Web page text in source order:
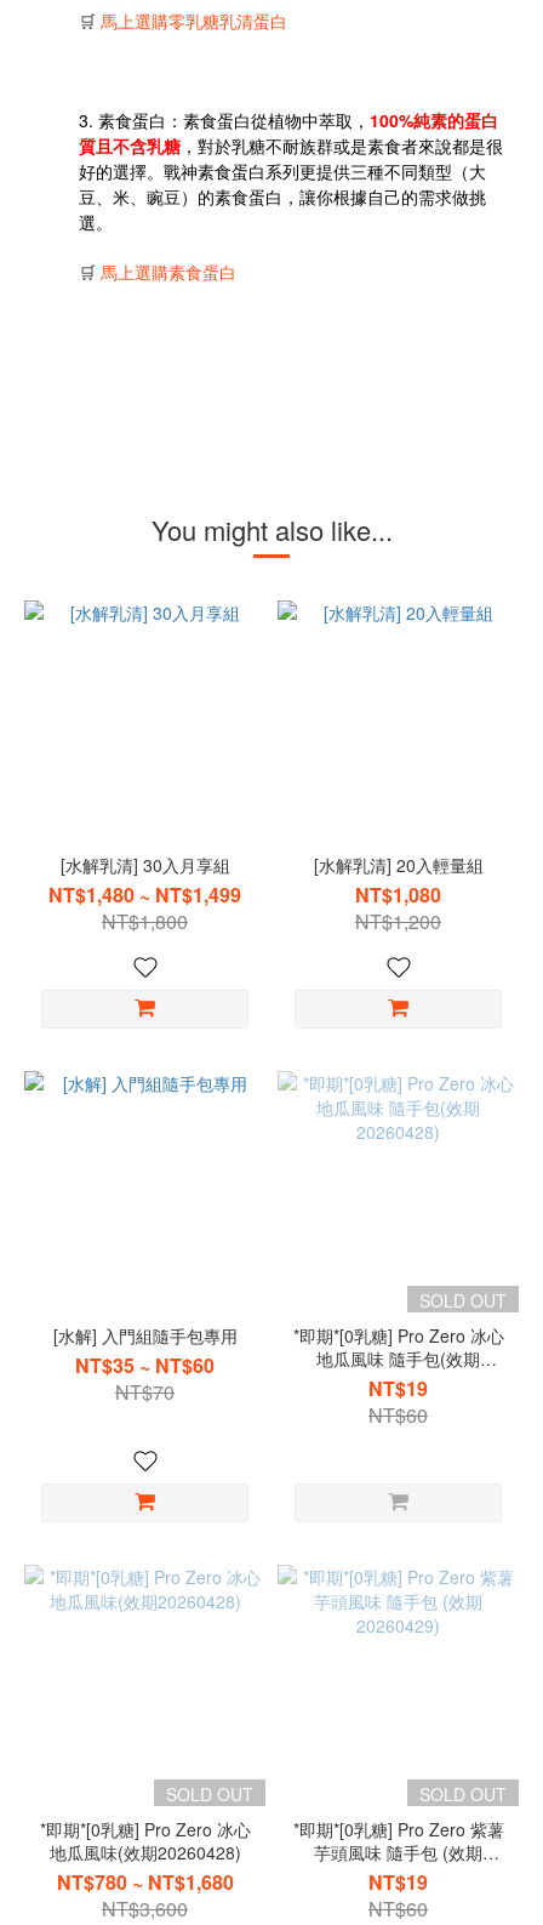
🛒 馬上選購零乳糖乳清蛋白
3. 素食蛋白 ：素食蛋白從植物中萃取， 100%純素的蛋白
質且不含乳糖 ，對於乳糖不耐族群或是素食者來說都是很
好的選擇。戰神素食蛋白系列更提供三種不同類型（大
豆、米、豌豆）的素食蛋白，讓你根據自己的需求做挑
選。
🛒 馬上選購素食蛋白
You might also like...
[水解乳清] 30入月享組
NT$1,480 ~ NT$1,499
NT$1,800
[水解乳清] 20入輕量組
NT$1,080
NT$1,200
[水解] 入門組隨手包專用
NT$35 ~ NT$60
NT$70
SOLD OUT
*即期*[0乳糖] Pro Zero 冰心
地瓜風味 隨手包(效期
20260428)
NT$19
NT$60
SOLD OUT
*即期*[0乳糖] Pro Zero 冰心
地瓜風味(效期20260428)
NT$780 ~ NT$1,680
NT$3,600
SOLD OUT
*即期*[0乳糖] Pro Zero 紫薯
芋頭風味 隨手包 (效期
20260429)
NT$19
NT$60